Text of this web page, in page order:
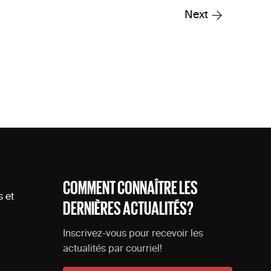
Next
et
COMMENT CONNAÎTRE LES
DERNIÈRES ACTUALITÉS?
Inscrivez-vous pour recevoir les
actualités par courriel!